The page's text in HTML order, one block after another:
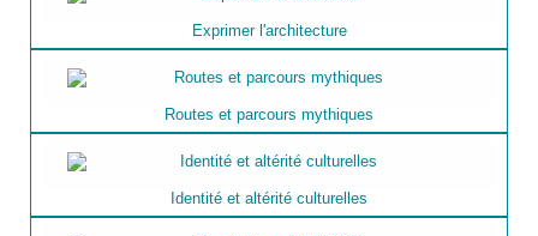
Exprimer l'architecture
Routes et parcours mythiques
Identité et altérité culturelles